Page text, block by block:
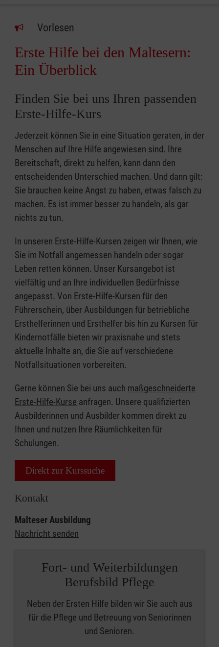
Vorlesen
Erste Hilfe bei den Maltesern:
Ein Überblick
Finden Sie bei uns Ihren passenden
Erste-Hilfe-Kurs
Jederzeit können Sie in eine Situation geraten, in der
Menschen auf Ihre Hilfe angewiesen sind. Ihre
Bereitschaft, direkt zu helfen, kann dann den
entscheidenden Unterschied machen. Und dann gilt:
Sie brauchen keine Angst zu haben, etwas falsch zu
machen. Es ist immer besser zu handeln, als gar
nichts zu tun.
In unseren Erste-Hilfe-Kursen zeigen wir Ihnen, wie
Sie im Notfall angemessen handeln oder sogar
Leben retten können. Unser Kursangebot ist
vielfältig und an Ihre individuellen Bedürfnisse
angepasst. Von Erste-Hilfe-Kursen für den
Führerschein, über Ausbildungen für betriebliche
Ersthelferinnen und Ersthelfer bis hin zu Kursen für
Kindernotfälle bieten wir praxisnahe und stets
aktuelle Inhalte an, die Sie auf verschiedene
Notfallsituationen vorbereiten.
Gerne können Sie bei uns auch maßgeschneiderte
Erste-Hilfe-Kurse anfragen. Unsere qualifizierten
Ausbilderinnen und Ausbilder kommen direkt zu
Ihnen und nutzen Ihre Räumlichkeiten für
Schulungen.
Direkt zur Kurssuche
Kontakt
Malteser Ausbildung
Nachricht senden
Fort- und Weiterbildungen
Berufsbild Pflege
Neben der Ersten Hilfe bilden wir Sie auch aus
für die Pflege und Betreuung von Seniorinnen
und Senioren.